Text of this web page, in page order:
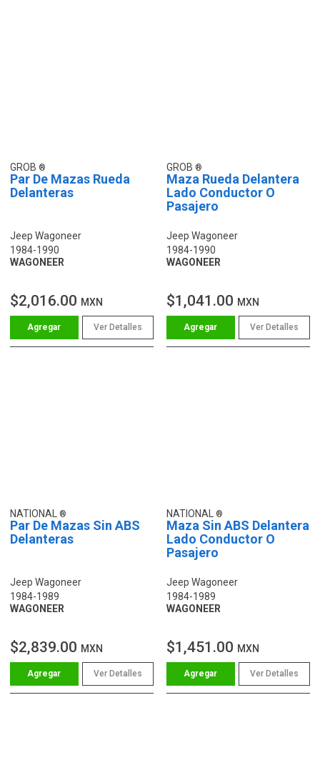
GROB
Par De Mazas Rueda
Delanteras
Jeep Wagoneer
1984-1990
WAGONEER
$2,016.00 MXN
Ver Detalles
GROB
Maza Rueda Delantera
Lado Conductor O
Pasajero
Jeep Wagoneer
1984-1990
WAGONEER
$1,041.00 MXN
Ver Detalles
NATIONAL
Par De Mazas Sin ABS
Delanteras
Jeep Wagoneer
1984-1989
WAGONEER
$2,839.00 MXN
Ver Detalles
NATIONAL
Maza Sin ABS Delantera
Lado Conductor O
Pasajero
Jeep Wagoneer
1984-1989
WAGONEER
$1,451.00 MXN
Ver Detalles